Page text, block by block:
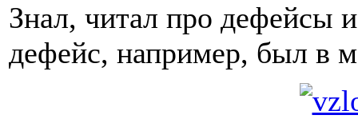
Знал, читал про дефейсы
дефейс, например, был в